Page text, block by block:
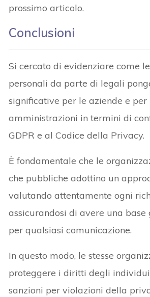
prossimo articolo.
Conclusioni
Si cercato di evidenziare come
personali da parte di legali
significative per le aziende e
amministrazioni in termini di
GDPR e al Codice della Privacy.
È fondamentale che le
che pubbliche adottino un
valutando attentamente ogni
assicurandosi di avere una
per qualsiasi comunicazione.
In questo modo, le stesse
proteggere i diritti degli
sanzioni per violazioni della